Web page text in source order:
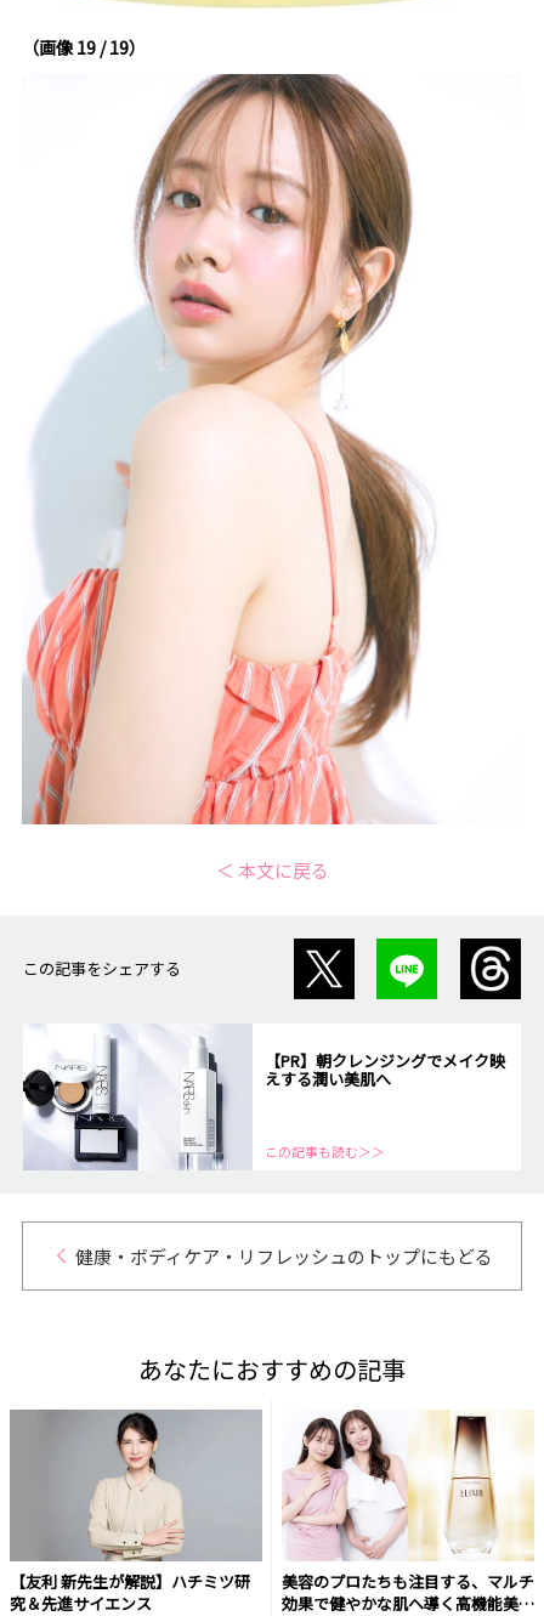
（画像 19 / 19）
＜ 本文に戻る
この記事をシェアする
【PR】朝クレンジングでメイク映
えする潤い美肌へ
この記事も読む＞＞
健康・ボディケア・リフレッシュのトップにもどる
あなたにおすすめの記事
【友利 新先生が解説】ハチミツ研
究＆先進サイエンス
美容のプロたちも注目する、マルチ
効果で健やかな肌へ導く高機能美容